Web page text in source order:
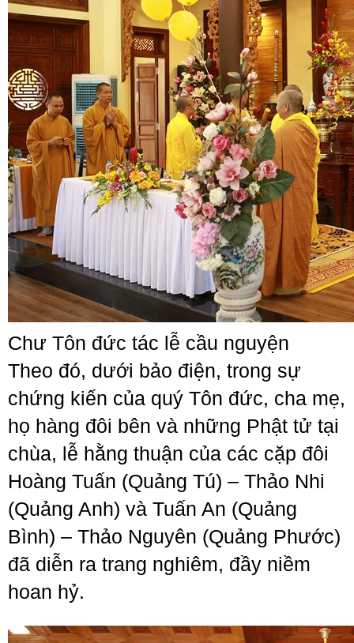
Chư Tôn đức tác lễ cầu nguyện
Theo đó, dưới bảo điện, trong sự
chứng kiến của quý Tôn đức, cha mẹ,
họ hàng đôi bên và những Phật tử tại
chùa, lễ hằng thuận của các cặp đôi
Hoàng Tuấn (Quảng Tú) – Thảo Nhi
(Quảng Anh) và Tuấn An (Quảng
Bình) – Thảo Nguyên (Quảng Phước)
đã diễn ra trang nghiêm, đầy niềm
hoan hỷ.